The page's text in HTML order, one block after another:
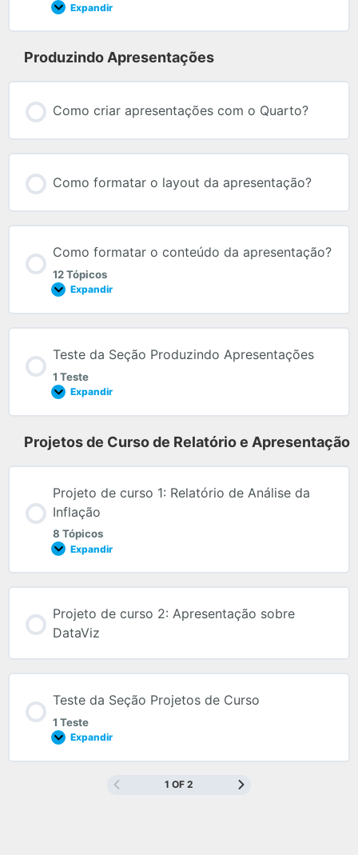
Expandir
Produzindo Apresentações
Como criar apresentações com o Quarto?
Como formatar o layout da apresentação?
Como formatar o conteúdo da apresentação?
12 Tópicos
Expandir
Teste da Seção Produzindo Apresentações
1 Teste
Expandir
Projetos de Curso de Relatório e Apresentação
Projeto de curso 1: Relatório de Análise da
Inflação
8 Tópicos
Expandir
Projeto de curso 2: Apresentação sobre
DataViz
Teste da Seção Projetos de Curso
1 Teste
Expandir
1 OF 2